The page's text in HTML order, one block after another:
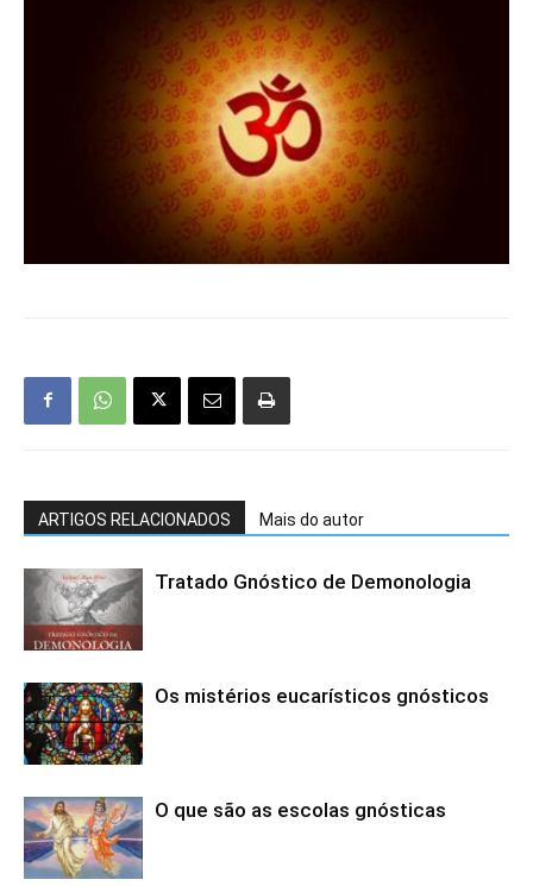
ARTIGOS RELACIONADOS Mais do autor
Tratado Gnóstico de Demonologia
Os mistérios eucarísticos gnósticos
O que são as escolas gnósticas